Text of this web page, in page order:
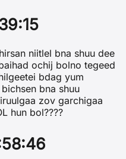
niitlel bna shuu dee
ochij bolno tegeed
bdag yum
bichsen bna shuu
zov garchigaa
hun bol????